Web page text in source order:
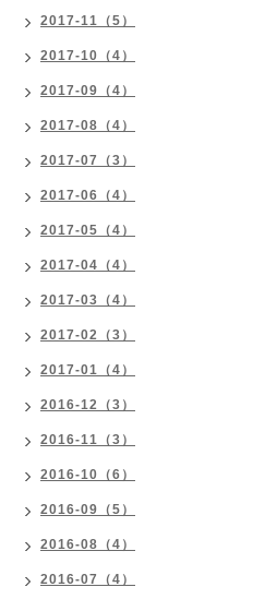
2017-11（5）
2017-10（4）
2017-09（4）
2017-08（4）
2017-07（3）
2017-06（4）
2017-05（4）
2017-04（4）
2017-03（4）
2017-02（3）
2017-01（4）
2016-12（3）
2016-11（3）
2016-10（6）
2016-09（5）
2016-08（4）
2016-07（4）